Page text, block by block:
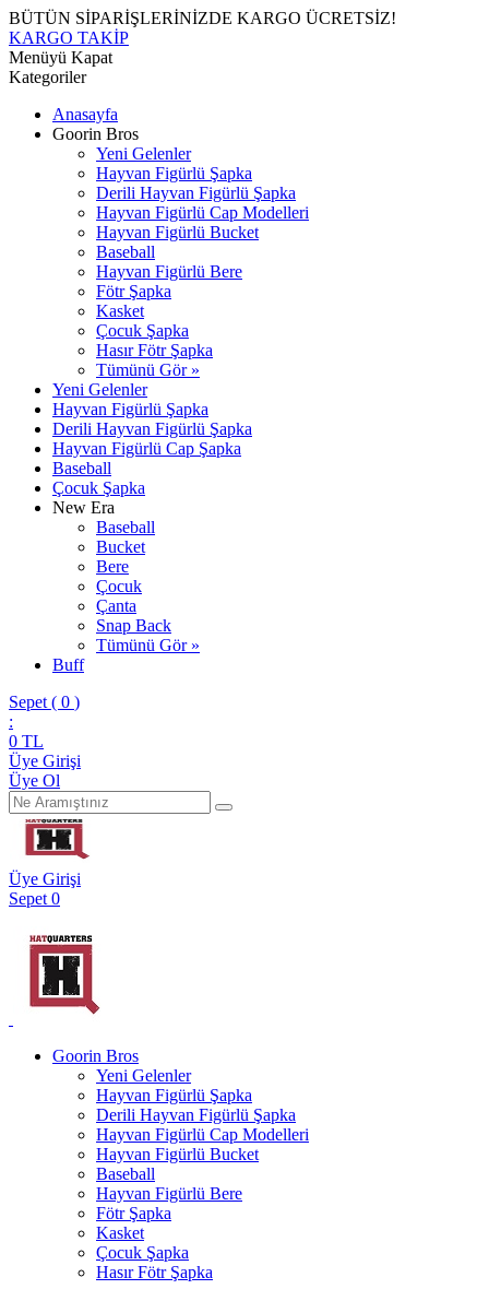
BÜTÜN SİPARİŞLERİNİZDE KARGO ÜCRETSİZ!
KARGO TAKİP
Menüyü Kapat
Kategoriler
Anasayfa
Goorin Bros
Yeni Gelenler
Hayvan Figürlü Şapka
Derili Hayvan Figürlü Şapka
Hayvan Figürlü Cap Modelleri
Hayvan Figürlü Bucket
Baseball
Hayvan Figürlü Bere
Fötr Şapka
Kasket
Çocuk Şapka
Hasır Fötr Şapka
Tümünü Gör »
Yeni Gelenler
Hayvan Figürlü Şapka
Derili Hayvan Figürlü Şapka
Hayvan Figürlü Cap Şapka
Baseball
Çocuk Şapka
New Era
Baseball
Bucket
Bere
Çocuk
Çanta
Snap Back
Tümünü Gör »
Buff
Sepet ( 0 )
:
0 TL
Üye Girişi
Üye Ol
Üye Girişi
Sepet 0
Goorin Bros
Yeni Gelenler
Hayvan Figürlü Şapka
Derili Hayvan Figürlü Şapka
Hayvan Figürlü Cap Modelleri
Hayvan Figürlü Bucket
Baseball
Hayvan Figürlü Bere
Fötr Şapka
Kasket
Çocuk Şapka
Hasır Fötr Şapka